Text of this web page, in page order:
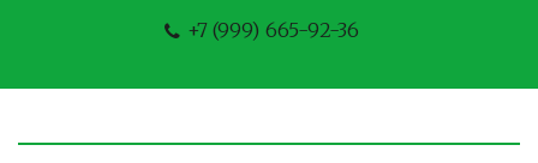
+7 (999) 665-92-36